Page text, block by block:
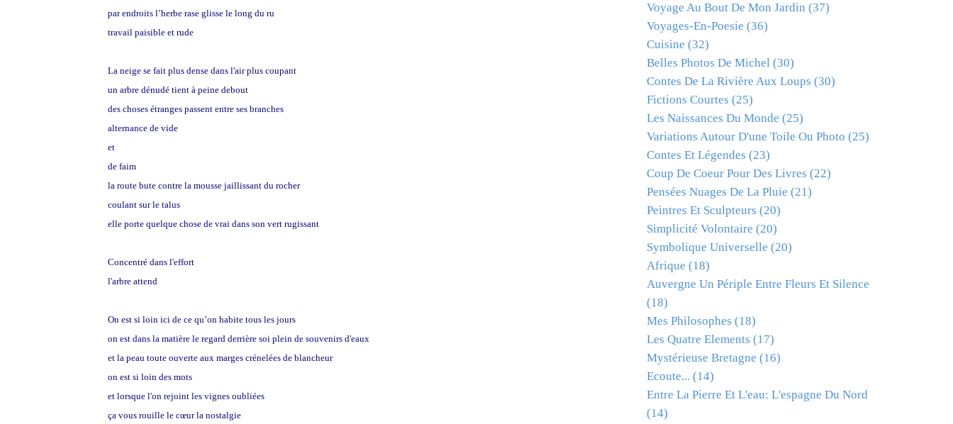
par endroits l’herbe rase glisse le long du ru
travail paisible et rude
La neige se fait plus dense dans l'air plus coupant
un arbre dénudé tient à peine debout
des choses étranges passent entre ses branches
alternance de vide
et
de faim
la route bute contre la mousse jaillissant du rocher
coulant sur le talus
elle porte quelque chose de vrai dans son vert rugissant
Concentré dans l'effort
l'arbre attend
On est si loin ici de ce qu’on habite tous les jours
on est dans la matière le regard derrière soi plein de souvenirs d'eaux
et la peau toute ouverte aux marges crénelées de blancheur
on est si loin des mots
et lorsque l'on rejoint les vignes oubliées
ça vous rouille le cœur la nostalgie
Voyage Au Bout De Mon Jardin (37)
Voyages-En-Poesie (36)
Cuisine (32)
Belles Photos De Michel (30)
Contes De La Rivière Aux Loups (30)
Fictions Courtes (25)
Les Naissances Du Monde (25)
Variations Autour D'une Toile Ou Photo (25)
Contes Et Légendes (23)
Coup De Coeur Pour Des Livres (22)
Pensées Nuages De La Pluie (21)
Peintres Et Sculpteurs (20)
Simplicité Volontaire (20)
Symbolique Universelle (20)
Afrique (18)
Auvergne Un Périple Entre Fleurs Et Silence
(18)
Mes Philosophes (18)
Les Quatre Elements (17)
Mystérieuse Bretagne (16)
Ecoute... (14)
Entre La Pierre Et L'eau: L'espagne Du Nord
(14)